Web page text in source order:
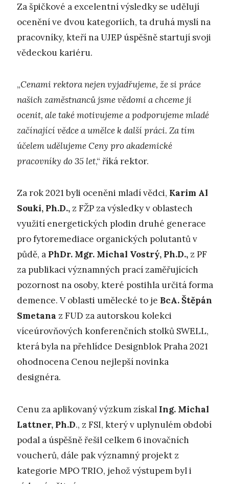
Za špičkové a excelentní výsledky se udělují
ocenění ve dvou kategoriích, ta druhá myslí na
pracovníky, kteří na UJEP úspěšně startují svoji
vědeckou kariéru.
„Cenami rektora nejen vyjadřujeme, že si práce
našich zaměstnanců jsme vědomi a chceme ji
ocenit, ale také motivujeme a podporujeme mladé
začínající vědce a umělce k další práci. Za tím
účelem udělujeme Ceny pro akademické
pracovníky do 35 let,“ říká rektor.
Za rok 2021 byli oceněni mladí vědci, Karim Al
Souki, Ph.D., z FŽP za výsledky v oblastech
využití energetických plodin druhé generace
pro fytoremediace organických polutantů v
půdě, a PhDr. Mgr. Michal Vostrý, Ph.D., z PF
za publikaci významných prací zaměřujících
pozornost na osoby, které postihla určitá forma
demence. V oblasti umělecké to je BcA. Štěpán
Smetana z FUD za autorskou kolekci
víceúrovňových konferenčních stolků SWELL,
která byla na přehlídce Designblok Praha 2021
ohodnocena Cenou nejlepší novinka
designéra.
Cenu za aplikovaný výzkum získal Ing. Michal
Lattner, Ph.D., z FSI, který v uplynulém období
podal a úspěšně řešil celkem 6 inovačních
voucherů, dále pak významný projekt z
kategorie MPO TRIO, jehož výstupem byl i